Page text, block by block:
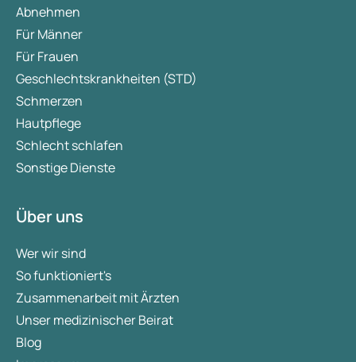
Abnehmen
Für Männer
Für Frauen
Geschlechtskrankheiten (STD)
Schmerzen
Hautpflege
Schlecht schlafen
Sonstige Dienste
Über uns
Wer wir sind
So funktioniert's
Zusammenarbeit mit Ärzten
Unser medizinischer Beirat
Blog